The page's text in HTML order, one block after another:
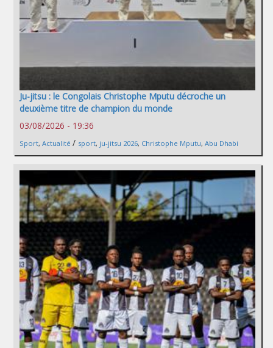
Ju-jitsu : le Congolais Christophe Mputu décroche un
deuxième titre de champion du monde
03/08/2026 - 19:36
Sport, Actualité / sport, ju-jitsu 2026, Christophe Mputu, Abu Dhabi